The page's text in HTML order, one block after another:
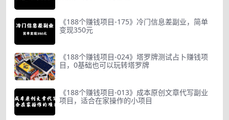
《188个赚钱项目-175》冷门信息差副业，简单
变现350元
《188个赚钱项目-024》塔罗牌测试占卜赚钱项
目，0基础也可以玩转塔罗牌
《188个赚钱项目-013》成本原创文章代写副业
项目，适合在家操作的小项目